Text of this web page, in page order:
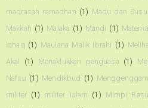
madrasah ramadhan (1) Madu dan Susu
Makkah (1) Malaka (1) Mandi (1)
Ishaq (1) Maulana Malik Ibrahi (1)
Akal
(1) Menaklukkan penguasa (1)
Nafsu (1) Mendikbud (1)
militer (1) militer Islam (1) Mimpi